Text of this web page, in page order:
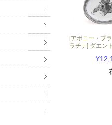
[アポニー・ブ
ラチナ] ダエン